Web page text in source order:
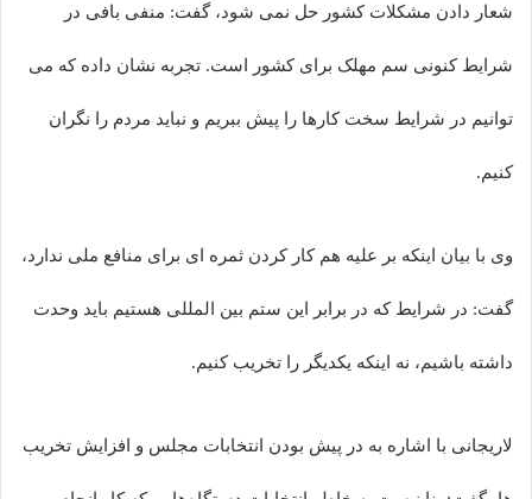
شعار دادن مشکلات کشور حل نمی شود، گفت: منفی بافی در
شرایط کنونی سم مهلک برای کشور است. تجربه نشان داده که می
توانیم در شرایط سخت کارها را پیش ببریم و نباید مردم را نگران
کنیم.
وی با بیان اینکه بر علیه هم کار کردن ثمره ای برای منافع ملی ندارد،
گفت: در شرایط که در برابر این ستم بین المللی هستیم باید وحدت
داشته باشیم، نه اینکه یکدیگر را تخریب کنیم.
لاریجانی با اشاره به در پیش بودن انتخابات مجلس و افزایش تخریب